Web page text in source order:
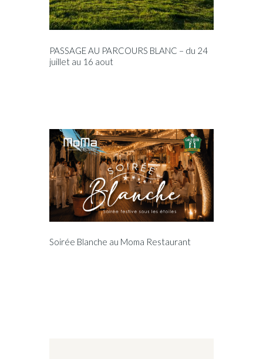
PASSAGE AU PARCOURS BLANC – du 24
juillet au 16 aout
Soirée Blanche au Moma Restaurant